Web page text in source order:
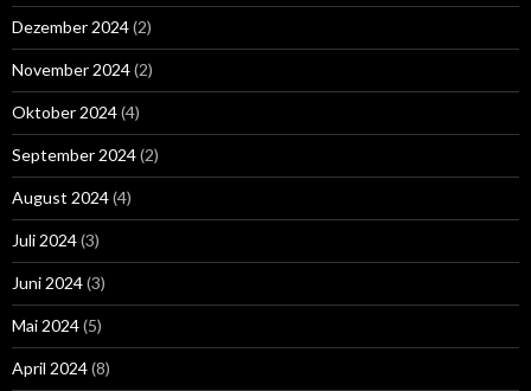
Dezember 2024(2)
November 2024(2)
Oktober 2024(4)
September 2024(2)
August 2024(4)
Juli 2024(3)
Juni 2024(3)
Mai 2024(5)
April 2024(8)